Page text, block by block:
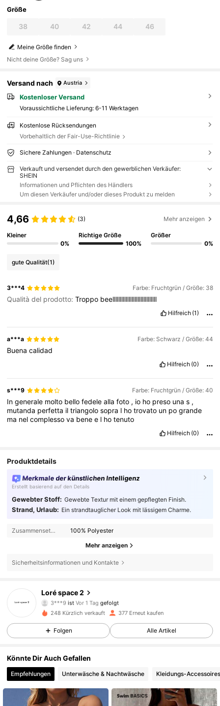
Größe
38 40 42 44 46
Meine Größe finden
Nicht deine Größe? Sag uns
Versand nach Austria
Kostenloser Versand
Voraussichtliche Lieferung: 6-11 Werktagen
Kostenlose Rücksendungen
Vorbehaltlich der Fair-Use-Richtlinie
Sichere Zahlungen · Datenschutz
Verkauft und versendet durch den gewerblichen Verkäufer:
SHEIN
Informationen und Pflichten des Händlers
Um diesen Verkäufer und/oder dieses Produkt zu melden
4,66 (3) Mehr anzeigen
Kleiner
0%
Richtige Größe
100%
Größer
0%
gute Qualität(1)
3***4 Farbe: Fruchtgrün / Größe: 38
Qualità del prodotto:Troppo beellllllllllllllllllllllllllllll
Hilfreich (1)
a***a Farbe: Schwarz / Größe: 44
Buenacalidad
Hilfreich (0)
s***9 Farbe: Fruchtgrün / Größe: 40
Ingenerale molto bellofedeleallafoto , io ho preso unas ,
mutanda perfetta iltriangolosopra l hotrovato un pogrande
ma nelcomplessova benee l hotenuto
Hilfreich (0)
Produktdetails
Merkmale der künstlichen Intelligenz
Erstellt basierend auf den Details
Gewebter Stoff: Gewebte Textur mit einem gepflegten Finish.
Strand, Urlaub: Ein strandtauglicher Look mit lässigem Charme.
Zusammensetzung: 100% Polyester
Mehr anzeigen
Sicherheitsinformationen und Kontakte
Loré space 2
4,67
316 Follower
3***9 ist Vor 1 Tag gefolgt
ist am Durchsuchen
316 Follower
4,67
4,67 316 Follower
248 Kürzlich verkauft 377 Erneut kaufen
Folgen Alle Artikel
Könnte Dir Auch Gefallen
Empfehlungen Unterwäsche & Nachtwäsche Kleidungs-Accessoires